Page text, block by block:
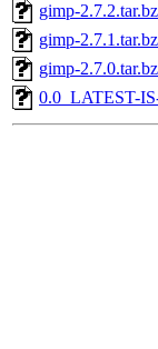
gimp-
gimp-
gimp-
0.0_LATEST-